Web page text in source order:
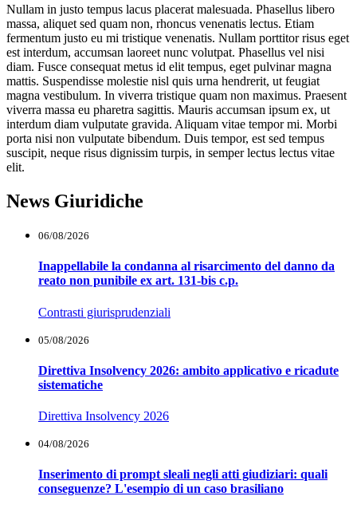
Nullam in justo tempus lacus placerat malesuada. Phasellus libero
massa, aliquet sed quam non, rhoncus venenatis lectus. Etiam
fermentum justo eu mi tristique venenatis. Nullam porttitor risus eget
est interdum, accumsan laoreet nunc volutpat. Phasellus vel nisi
diam. Fusce consequat metus id elit tempus, eget pulvinar magna
mattis. Suspendisse molestie nisl quis urna hendrerit, ut feugiat
magna vestibulum. In viverra tristique quam non maximus. Praesent
viverra massa eu pharetra sagittis. Mauris accumsan ipsum ex, ut
interdum diam vulputate gravida. Aliquam vitae tempor mi. Morbi
porta nisi non vulputate bibendum. Duis tempor, est sed tempus
suscipit, neque risus dignissim turpis, in semper lectus lectus vitae
elit.
News Giuridiche
06/08/2026
Inappellabile la condanna al risarcimento del danno da
reato non punibile ex art. 131-bis c.p.
Contrasti giurisprudenziali
05/08/2026
Direttiva Insolvency 2026: ambito applicativo e ricadute
sistematiche
Direttiva Insolvency 2026
04/08/2026
Inserimento di prompt sleali negli atti giudiziari: quali
conseguenze? L'esempio di un caso brasiliano